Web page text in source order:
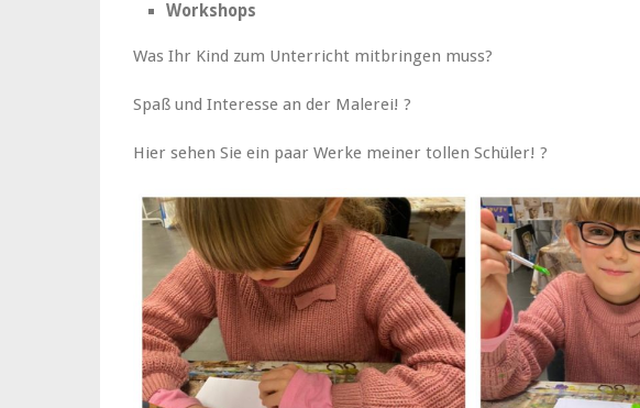
Workshops
Was Ihr Kind zum Unterricht mitbringen muss?
Spaß und Interesse an der Malerei! ?
Hier sehen Sie ein paar Werke meiner tollen Schüler! ?